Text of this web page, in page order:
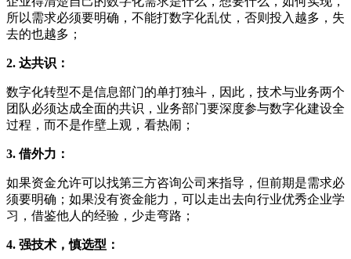
所以需求必须要明确，不能打数字化乱仗，否则投入越多，失
去的也越多；
2. 达共识：
数字化转型不是信息部门的单打独斗，因此，技术与业务两个
团队必须达成全面的共识，业务部门要深度参与数字化建设全
过程，而不是作壁上观，看热闹；
3. 借外力：
如果资金允许可以找第三方咨询公司来指导，但前期是需求必
须要明确；如果没有资金能力，可以走出去向行业优秀企业学
习，借鉴他人的经验，少走弯路；
4. 强技术，慎选型：